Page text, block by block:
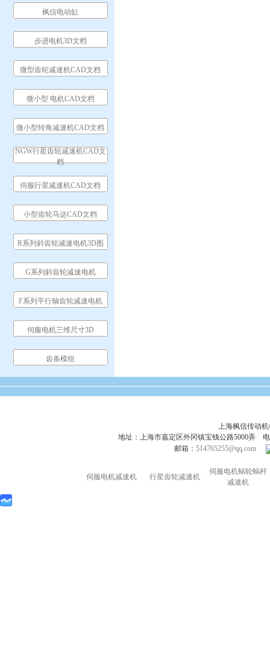
枫信电动缸
步进电机3D文档
微型齿轮减速机CAD文档
微小型 电机CAD文档
微小型转角减速机CAD文档
NGW行星齿轮减速机CAD文
档
伺服行星减速机CAD文档
小型齿轮马达CAD文档
R系列斜齿轮减速电机3D图
G系列斜齿轮减速电机
F系列平行轴齿轮减速电机
伺服电机三维尺寸3D
齿条模组
上海枫信传动
地址：上海市嘉定区外冈镇宝钱公路5000弄 电
邮箱：514765255@qq.com
伺服电机减速机 行星齿轮减速机
伺服电机蜗轮蜗杆
减速机